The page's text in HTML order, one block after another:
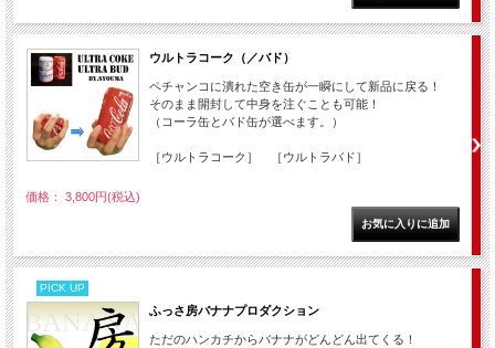
ウルトラコーク（／バド）
ペチャンコに潰れた空き缶が一瞬にして新品に戻る！
そのまま開封して中身を注ぐことも可能！
（コーラ缶とバド缶が選べます。）
［ウルトラコーク］ ［ウルトラバド］
価格： 3,800円(税込)
PICK UP
ふっさ房バナナプロダクション
ただのハンカチからバナナがどんどん出てくる！